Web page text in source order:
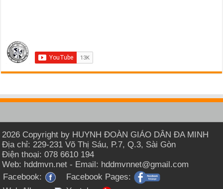
2026 Copyright by HUYNH ĐOÀN GIÁO DÂN ĐA MINH
Địa chỉ: 229-231 Võ Thị Sáu, P.7, Q.3, Sài Gòn
Điện thoại: 078 6610 194
Web: hddmvn.net - Email: hddmvnnet@gmail.com
Facebook:
Facebook Pages: